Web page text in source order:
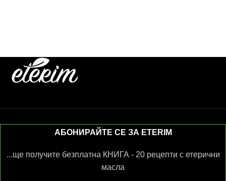
АБОНИРАЙТЕ СЕ ЗА ETERIM
...ще получите безплатна КНИГА - 20 рецепти с етерични
масла